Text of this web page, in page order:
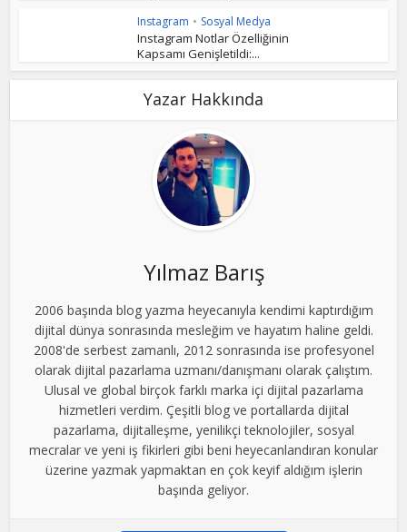
Instagram • Sosyal Medya
Instagram Notlar Özelliğinin
Kapsamı Genişletildi:...
Yazar Hakkında
Yılmaz Barış
2006 başında blog yazma heyecanıyla kendimi kaptırdığım
dijital dünya sonrasında mesleğim ve hayatım haline geldi.
2008'de serbest zamanlı, 2012 sonrasında ise profesyonel
olarak dijital pazarlama uzmanı/danışmanı olarak çalıştım.
Ulusal ve global birçok farklı marka içi dijital pazarlama
hizmetleri verdim. Çeşitli blog ve portallarda dijital
pazarlama, dijitalleşme, yenilikçi teknolojiler, sosyal
mecralar ve yeni iş fikirleri gibi beni heyecanlandıran konular
üzerine yazmak yapmaktan en çok keyif aldığım işlerin
başında geliyor.